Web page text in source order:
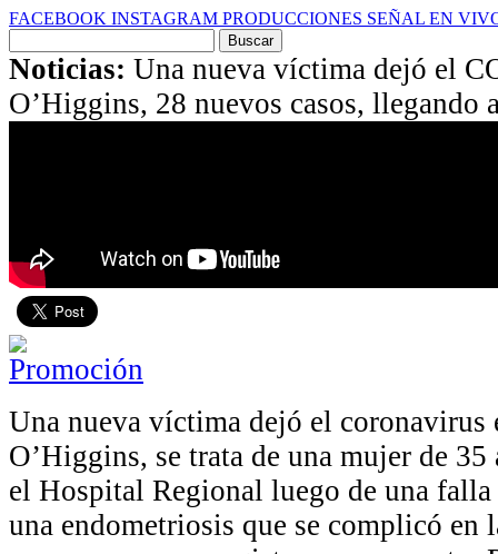
FACEBOOK INSTAGRAM PRODUCCIONES SEÑAL EN
por:
Noticias: Una nueva víctima dejó el
O’Higgins, 28 nuevos casos, llegando
Una nueva víctima dejó el coronavirus
O’Higgins, se trata de una mujer de
el Hospital Regional luego de una
una endometriosis que se complicó en